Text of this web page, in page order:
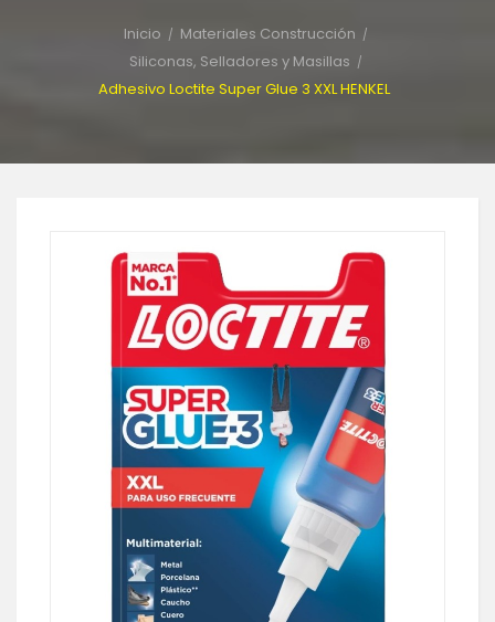
Inicio
Materiales Construcción
Siliconas, Selladores y Masillas
Adhesivo Loctite Super Glue 3 XXL HENKEL